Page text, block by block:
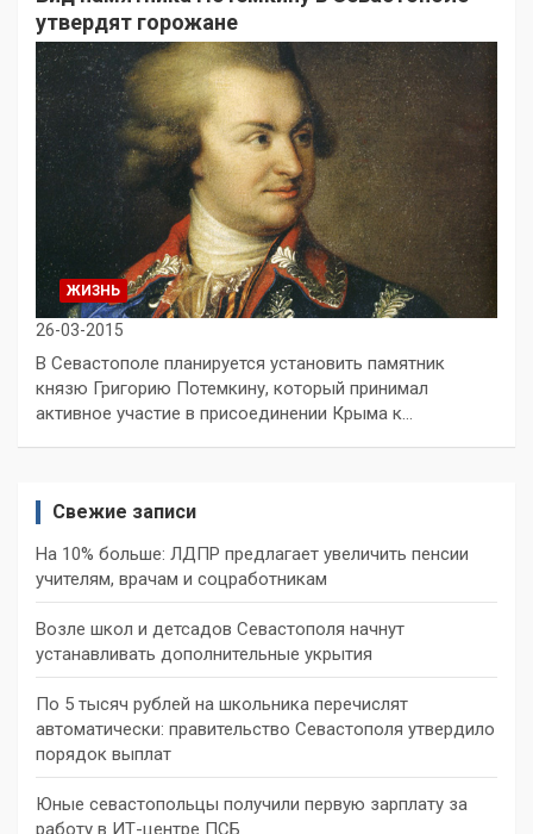
утвердят горожане
ЖИЗНЬ
26-03-2015
В Севастополе планируется установить памятник
князю Григорию Потемкину, который принимал
активное участие в присоединении Крыма к…
Свежие записи
На 10% больше: ЛДПР предлагает увеличить пенсии
учителям, врачам и соцработникам
Возле школ и детсадов Севастополя начнут
устанавливать дополнительные укрытия
По 5 тысяч рублей на школьника перечислят
автоматически: правительство Севастополя утвердило
порядок выплат
Юные севастопольцы получили первую зарплату за
работу в ИТ-центре ПСБ